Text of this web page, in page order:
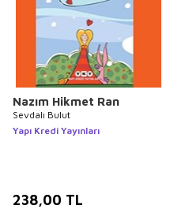
Nazım Hikmet Ran
Sevdalı Bulut
Yapı Kredi Yayınları
238,00 TL